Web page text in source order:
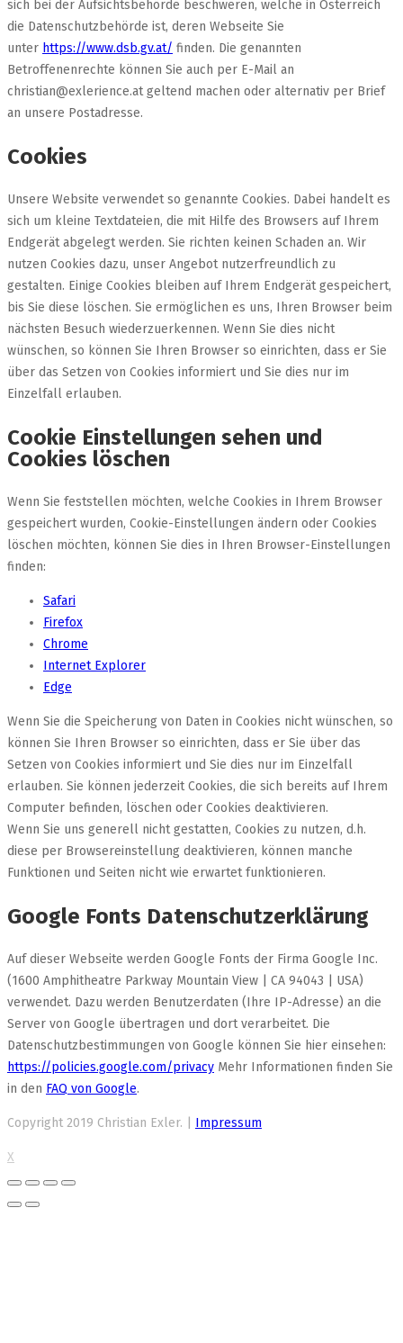
sich bei der Aufsichtsbehörde beschweren, welche in Österreich
die Datenschutzbehörde ist, deren Webseite Sie
unter https://www.dsb.gv.at/ finden. Die genannten
Betroffenenrechte können Sie auch per E-Mail an
christian@exlerience.at geltend machen oder alternativ per Brief
an unsere Postadresse.
Cookies
Unsere Website verwendet so genannte Cookies. Dabei handelt es
sich um kleine Textdateien, die mit Hilfe des Browsers auf Ihrem
Endgerät abgelegt werden. Sie richten keinen Schaden an. Wir
nutzen Cookies dazu, unser Angebot nutzerfreundlich zu
gestalten. Einige Cookies bleiben auf Ihrem Endgerät gespeichert,
bis Sie diese löschen. Sie ermöglichen es uns, Ihren Browser beim
nächsten Besuch wiederzuerkennen. Wenn Sie dies nicht
wünschen, so können Sie Ihren Browser so einrichten, dass er Sie
über das Setzen von Cookies informiert und Sie dies nur im
Einzelfall erlauben.
Cookie Einstellungen sehen und
Cookies löschen
Wenn Sie feststellen möchten, welche Cookies in Ihrem Browser
gespeichert wurden, Cookie-Einstellungen ändern oder Cookies
löschen möchten, können Sie dies in Ihren Browser-Einstellungen
finden:
Safari
Firefox
Chrome
Internet Explorer
Edge
Wenn Sie die Speicherung von Daten in Cookies nicht wünschen, so
können Sie Ihren Browser so einrichten, dass er Sie über das
Setzen von Cookies informiert und Sie dies nur im Einzelfall
erlauben. Sie können jederzeit Cookies, die sich bereits auf Ihrem
Computer befinden, löschen oder Cookies deaktivieren.
Wenn Sie uns generell nicht gestatten, Cookies zu nutzen, d.h.
diese per Browsereinstellung deaktivieren, können manche
Funktionen und Seiten nicht wie erwartet funktionieren.
Google Fonts Datenschutzerklärung
Auf dieser Webseite werden Google Fonts der Firma Google Inc.
(1600 Amphitheatre Parkway Mountain View | CA 94043 | USA)
verwendet. Dazu werden Benutzerdaten (Ihre IP-Adresse) an die
Server von Google übertragen und dort verarbeitet. Die
Datenschutzbestimmungen von Google können Sie hier einsehen:
https://policies.google.com/privacy Mehr Informationen finden Sie
in den FAQ von Google.
Copyright 2019 Christian Exler. | Impressum
X